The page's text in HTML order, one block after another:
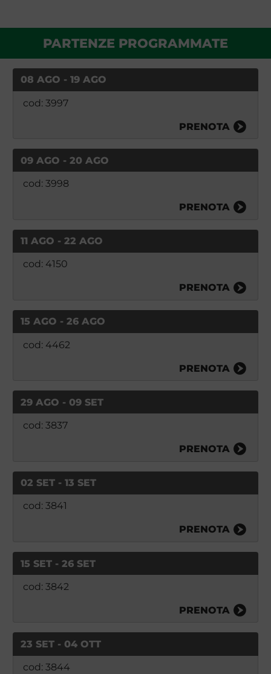
PARTENZE PROGRAMMATE
08 AGO - 19 AGO
cod: 3997
PRENOTA
09 AGO - 20 AGO
cod: 3998
PRENOTA
11 AGO - 22 AGO
cod: 4150
PRENOTA
15 AGO - 26 AGO
cod: 4462
PRENOTA
29 AGO - 09 SET
cod: 3837
PRENOTA
02 SET - 13 SET
cod: 3841
PRENOTA
15 SET - 26 SET
cod: 3842
PRENOTA
23 SET - 04 OTT
cod: 3844